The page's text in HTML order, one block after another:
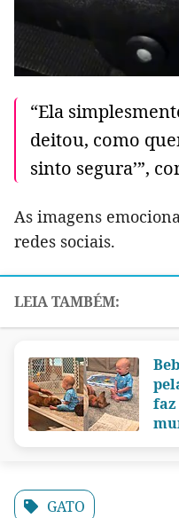
“Ela
deitou, como
sinto segura’”,
As imagens
redes sociais.
faz
GATO